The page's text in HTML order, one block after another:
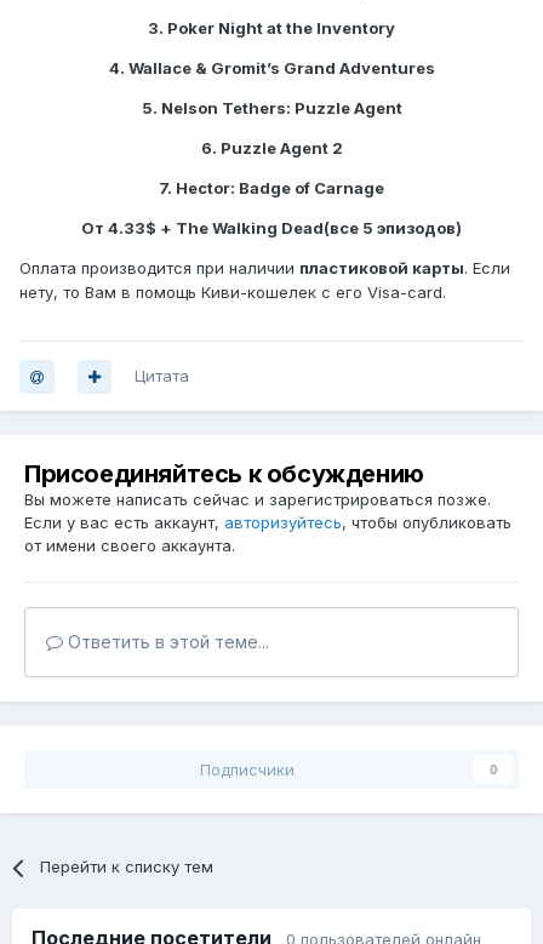
3. Poker Night at the Inventory
4. Wallace & Gromit’s Grand Adventures
5. Nelson Tethers: Puzzle Agent
6. Puzzle Agent 2
7. Hector: Badge of Carnage
От 4.33$ + The Walking Dead(все 5 эпизодов)
Оплата производится при наличии пластиковой карты. Если
нету, то Вам в помощь Киви-кошелек с его Visa-card.
Цитата
Присоединяйтесь к обсуждению
Вы можете написать сейчас и зарегистрироваться позже.
Если у вас есть аккаунт, авторизуйтесь, чтобы опубликовать
от имени своего аккаунта.
Ответить в этой теме...
Подписчики 0
Перейти к списку тем
Последние посетители 0 пользователей онлайн